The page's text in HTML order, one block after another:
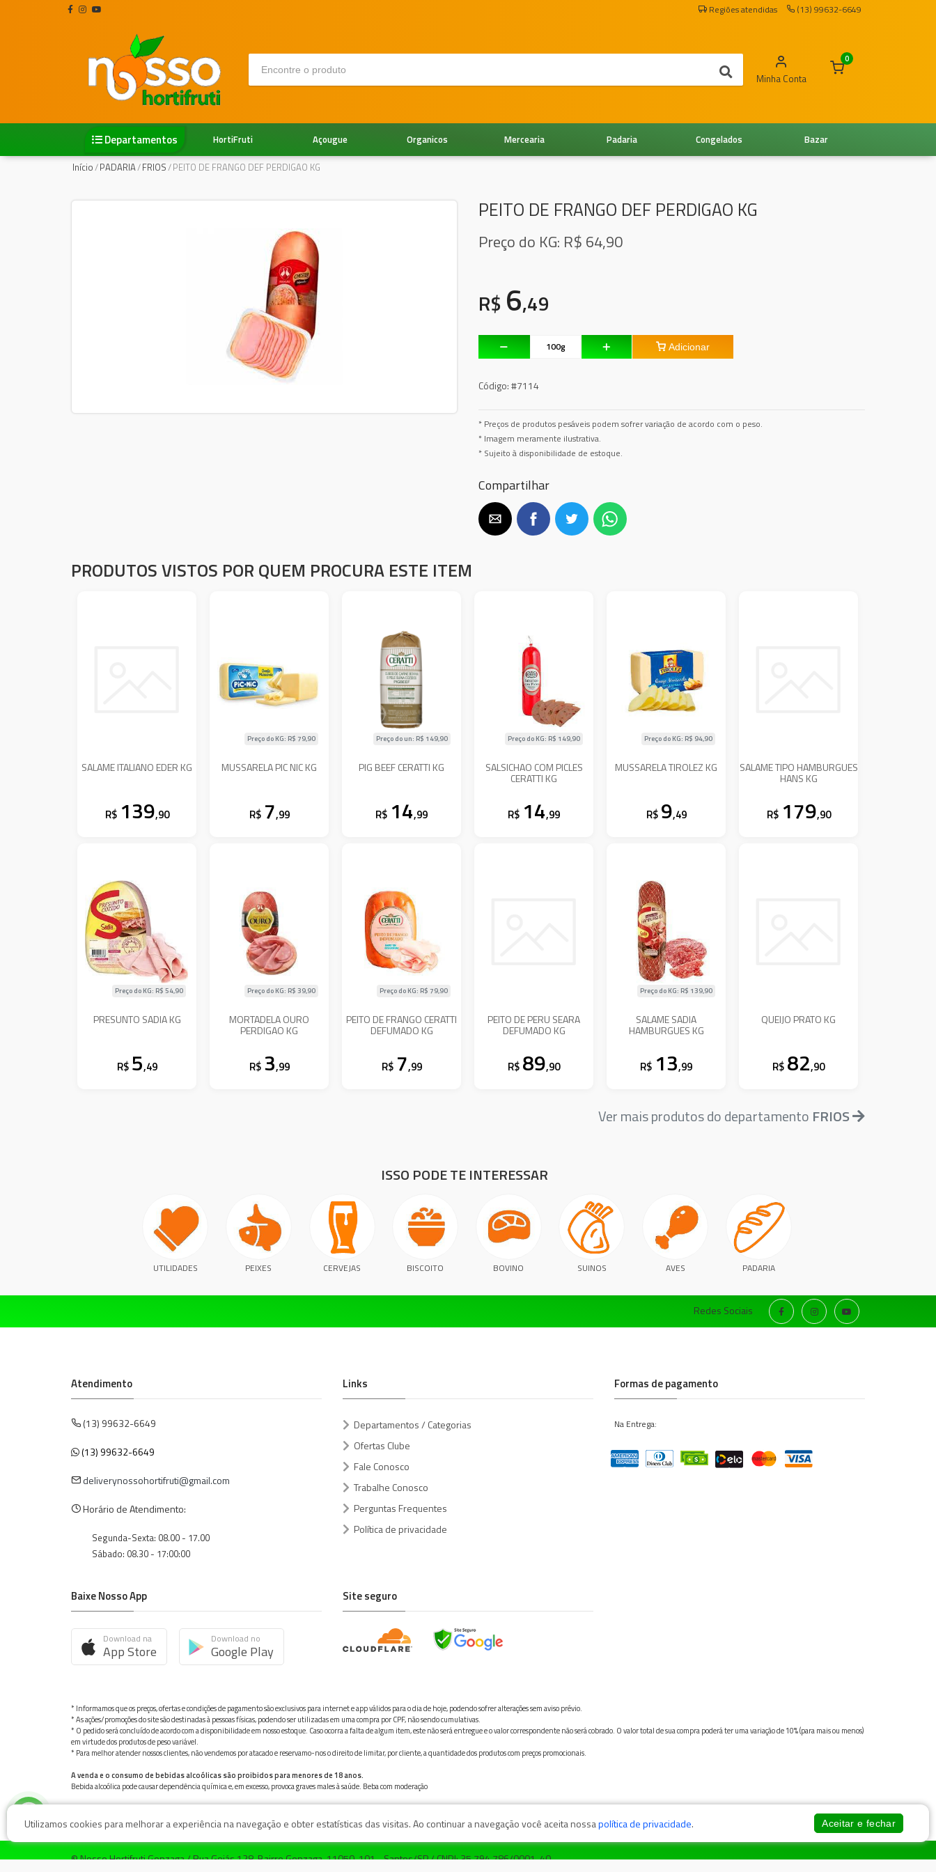
Regiões atendidas (13) 99632-6649
Minha Conta
0
Departamentos Bazar
Congelados
Padaria
Mercearia
Organicos
Açougue
HortiFruti
Início/PADARIA/FRIOS/PEITO DE FRANGO DEF PERDIGAO KG
PEITO DE FRANGO DEF PERDIGAO KG
Preço do KG: R$ 64,90
R$ 6,49
Adicionar
Código:#7114
* Preços de produtos pesáveis podem sofrer variação de acordo com o peso.
* Imagem meramente ilustrativa.
* Sujeito à disponibilidade de estoque.
Compartilhar
PRODUTOS VISTOS POR QUEM PROCURA ESTE ITEM
SALAME ITALIANO EDER KG
R$ 139,90
MUSSARELA PIC NIC KG
Preço do KG: R$ 79,90
R$ 7,99
PIG BEEF CERATTI KG
Preço do un: R$ 149,90
R$ 14,99
SALSICHAO COM PICLES
CERATTI KG
Preço do KG: R$ 149,90
R$ 14,99
MUSSARELA TIROLEZ KG
Preço do KG: R$ 94,90
R$ 9,49
SALAME TIPO HAMBURGUES
HANS KG
R$ 179,90
PRESUNTO SADIA KG
Preço do KG: R$54,90
R$ 5,49
MORTADELA OURO
PERDIGAO KG
Preço do KG: R$39,90
R$ 3,99
PEITO DE FRANGO CERATTI
DEFUMADO KG
Preço do KG: R$ 79,90
R$ 7,99
PEITO DE PERU SEARA
DEFUMADO KG
R$ 89,90
SALAME SADIA
HAMBURGUES KG
Preço do KG: R$ 139,90
R$ 13,99
QUEIJO PRATO KG
R$ 82,90
Ver mais produtos do departamento FRIOS
ISSO PODE TE INTERESSAR
UTILIDADES PEIXES CERVEJAS BISCOITO BOVINO SUINOS AVES PADARIA
Redes Sociais
Atendimento
(13) 99632-6649
(13) 99632-6649
deliverynossohortifruti@gmail.com
Horário de Atendimento:
Segunda-Sexta: 08.00 - 17.00
Sábado: 08.30 - 17:00:00
Links
Departamentos / Categorias
Ofertas Clube
Fale Conosco
Trabalhe Conosco
Perguntas Frequentes
Política de privacidade
Formas de pagamento
Na Entrega:
Baixe Nosso App
Download na
App Store
Download no
Google Play
Site seguro
* Informamos que os preços, ofertas e condições de pagamento são exclusivos para internet e app válidos para o dia de hoje, podendo sofrer alterações sem aviso prévio.
* As ações/promoções do site são destinadas à pessoas físicas, podendo ser utilizadas em uma compra por CPF, não sendo cumulativas.
* O pedido será concluído de acordo com a disponibilidade em nosso estoque. Caso ocorra a falta de algum item, este não será entregue e o valor correspondente não será cobrado. O valor total de sua compra poderá ter uma variação de 10% (para mais ou menos)
em virtude dos produtos de peso variável.
* Para melhor atender nossos clientes, não vendemos por atacado e reservamo-nos o direito de limitar, por cliente, a quantidade dos produtos com preços promocionais.
A venda e o consumo de bebidas alcoólicas são proibidos para menores de 18 anos.
Bebida alcoólica pode causar dependência química e, em excesso, provoca graves males à saúde. Beba com moderação
© Nosso Hortifruti Gonzaga / Rua Goiás 128, Bairro Gonzaga, 11050-101 - Santos/SP / CNPJ: 35.794.786/0001-40
Utilizamos cookies para melhorar a experiência na navegação e obter estatísticas das visitas. Ao continuar a navegação você aceita nossapolítica de privacidade. Aceitar e fechar